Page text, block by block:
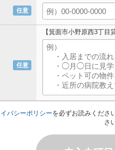
任意
任意
【箕面市小野原西3丁目
バシーポリシーを必ずお読みくださ
さ